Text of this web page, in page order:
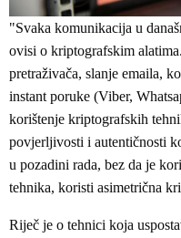
"Svaka komunikacija u
ovisi o kriptografskim
pretraživača, slanje emaila,
instant poruke (Viber,
korištenje kriptografskih
povjerljivosti i autentičnosti
u pozadini rada, bez da je
tehnika, koristi asimetrična
Riječ je o tehnici koja